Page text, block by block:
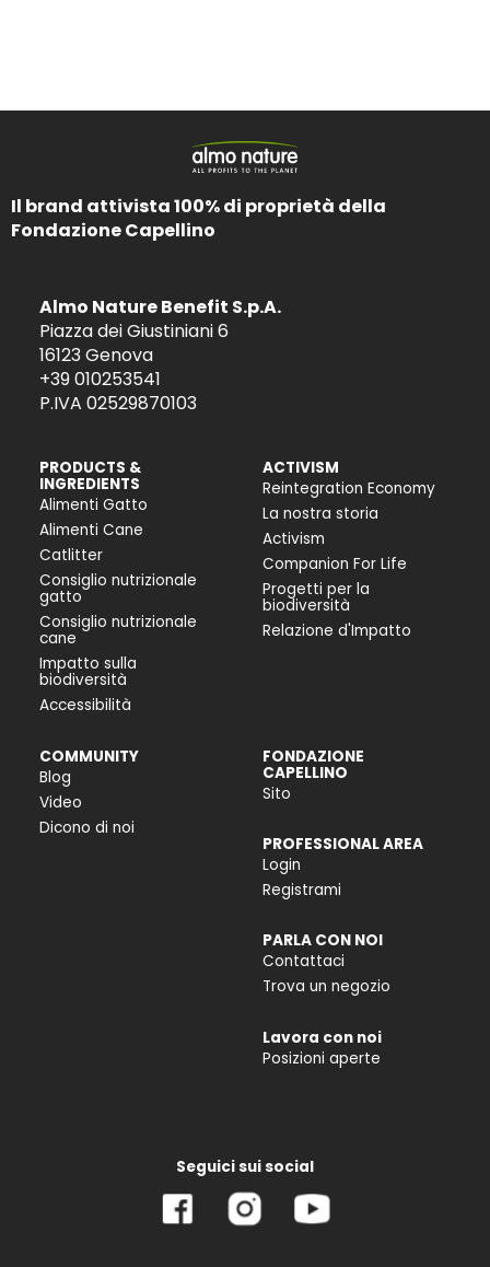
Il brand attivista 100% di proprietà della
Fondazione Capellino
Almo Nature Benefit S.p.A.
Piazza dei Giustiniani 6
16123 Genova
+39 010253541
P.IVA 02529870103
PRODUCTS &
INGREDIENTS
Alimenti Gatto
Alimenti Cane
Catlitter
Consiglio nutrizionale
gatto
Consiglio nutrizionale
cane
Impatto sulla
biodiversità
Accessibilità
ACTIVISM
Reintegration Economy
La nostra storia
Activism
Companion For Life
Progetti per la
biodiversità
Relazione d'Impatto
COMMUNITY
Blog
Video
Dicono di noi
FONDAZIONE
CAPELLINO
Sito
PROFESSIONAL AREA
Login
Registrami
PARLA CON NOI
Contattaci
Trova un negozio
Lavora con noi
Posizioni aperte
Seguici sui social